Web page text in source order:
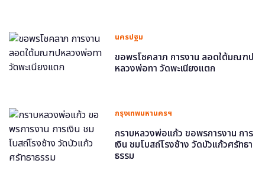
นครปฐม
ขอพรโชคลาภ การงาน ลอดใต้มณฑป
หลวงพ่อทา วัดพะเนียงแตก
กรุงเทพมหานครฯ
กราบหลวงพ่อแก้ว ขอพรการงาน การ
เงิน ชมโบสถ์โรงช้าง วัดบัวแก้วศรัทธา
ธรรม